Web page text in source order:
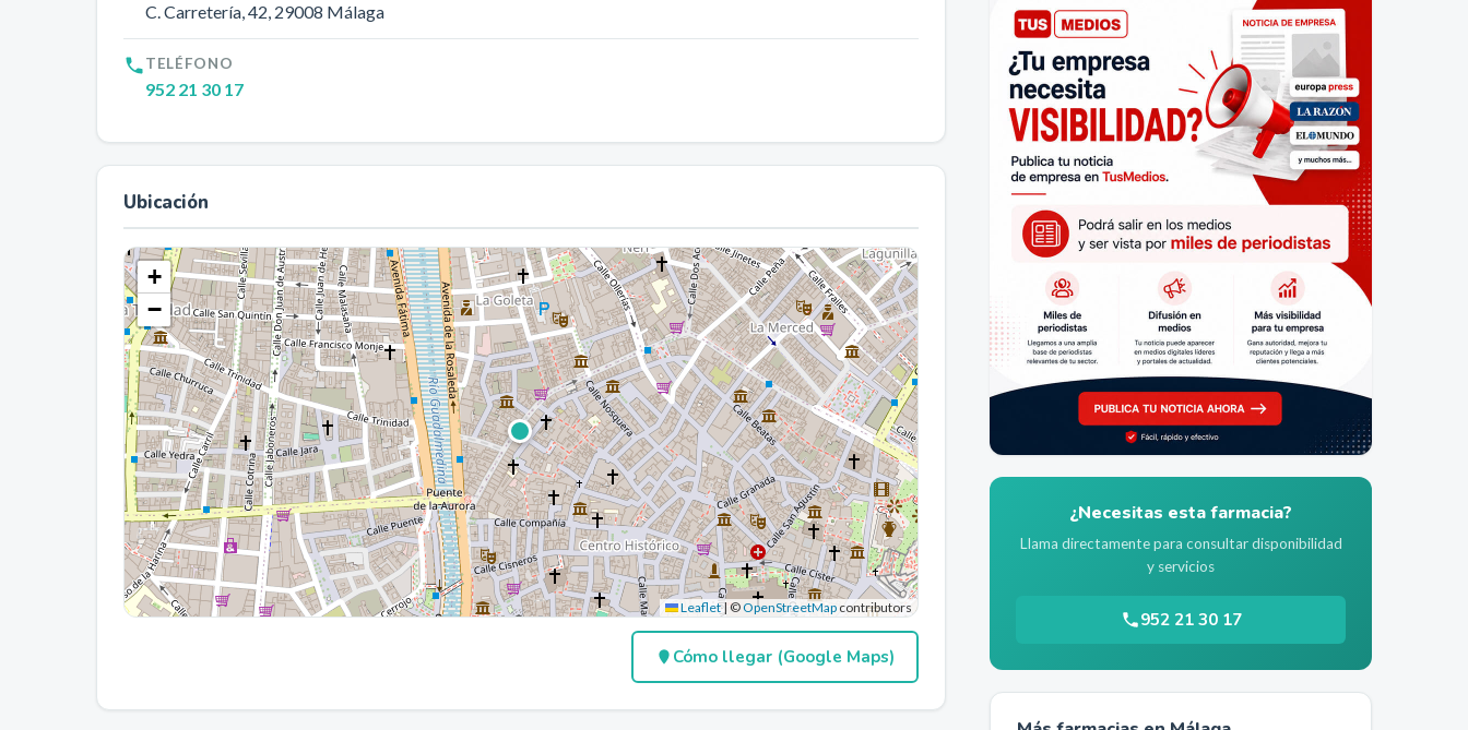
C. Carretería, 42, 29008 Málaga
TELÉFONO
952 21 30 17
Ubicación
+
−
Leaflet| ©OpenStreetMap contributors
Cómo llegar (Google Maps)
¿Necesitas esta farmacia?
Llama directamente para consultar disponibilidad
y servicios
952 21 30 17